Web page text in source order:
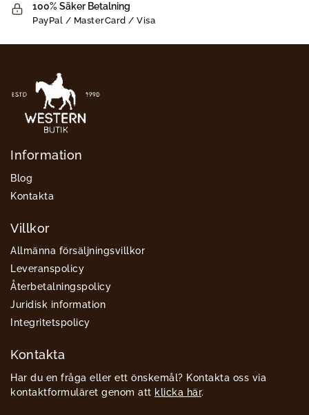
100% Säker Betalning
PayPal / MasterCard / Visa
Information
Blog
Kontakta
Villkor
Allmänna försäljningsvillkor
Leveranspolicy
Återbetalningspolicy
Juridisk information
Integritetspolicy
Kontakta
Har du en fråga eller ett önskemål? Kontakta oss via
kontaktformuläret genom att klicka här.